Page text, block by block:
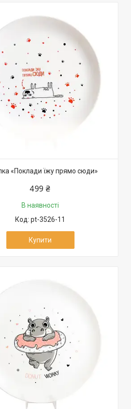
«Поклади їжу прямо сюди»
499 ₴
В наявності
pt-3526-11
Купити